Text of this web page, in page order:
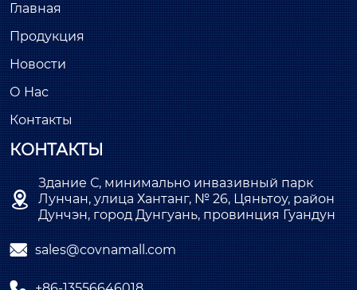
Главная
Продукция
Новости
О Нас
Контакты
КОНТАКТЫ

Здание С, минимально инвазивный парк
Лунчан, улица Хантанг, № 26, Цяньтоу, район
Дунчэн, город Дунгуань, провинция Гуандун
 sales@covnamall.com